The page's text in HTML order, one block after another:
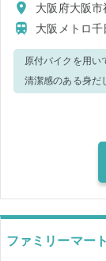
大阪府大阪市
大阪メトロ千
原付バイクを用い
清潔感のある身だ
を各自ご用意ください。 業務に関する書類の欄に
意の上、ご応募ください。 ・出勤前に免許証
写真を撮らせて
せて頂くことも御
ファミリーマー